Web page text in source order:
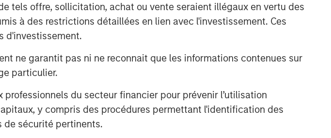
tels offre, sollicitation, achat ou vente seraient illégaux en vertu des
à des restrictions détaillées en lien avec l'investissement. Ces
d'investissement.
ne garantit pas ni ne reconnait que les informations contenues sur
particulier.
du secteur financier pour prévenir l’utilisation
y compris des procédures permettant l'identification des
de sécurité pertinents.
in
North
2002